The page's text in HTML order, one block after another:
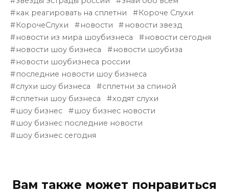
как реагировать на сплетни
Короче Слухи
КорочеСлухи
новости
новости звезд
новости из мира шоубизнеса
новости сегодня
новости шоу бизнеса
новости шоубиза
новости шоубизнеса россии
последние новости шоу бизнеса
слухи шоу бизнеса
сплетни за спиной
сплетни шоу бизнеса
ходят слухи
шоу бизнес
шоу бизнес новости
шоу бизнес последние новости
шоу бизнес сегодня
Вам также может понравиться